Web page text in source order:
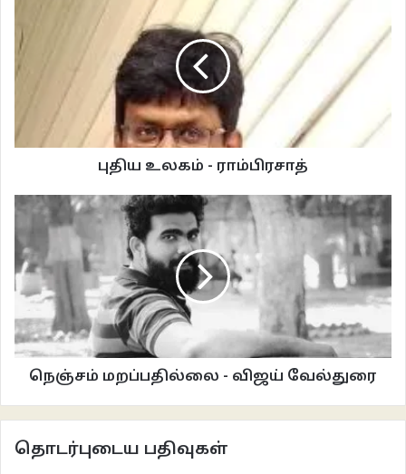
Ee kanni koodi (1990)
Hotstar with subtitles.
அஸ்வினி என்ற ஒரு பெண் தனது வீட்டில் இறந்து கிடக்கிறார். அவள் ஒரு Sex
worker. அந்த வழக்கை விசாரிக்க வரும் போலிஸ் அதிகாரியின் மூலமாக
அஸ்வினியின் துக்ககரமான வாழ்க்கை நம் கண்முண்ணே விரிகிறது. இயக்குனர்
கே.ஜி.ஜார்ஜ் மலையாள சினிமாவின் புது அலை இயக்குனர். பெண்களின்
யும் மனப்போராட்டத்தையும் தத்ரூபமாகக் காட்டக் கூடியவர். இந்தப் படம் அவரின்
முக்கியமான சினிமாக்களில் ஒன்று.
புதிய உலகம் - ராம்பிரசாத்
நெஞ்சம் மறப்பதில்லை - விஜய் வேல்துரை
தொடர்புடைய பதிவுகள்